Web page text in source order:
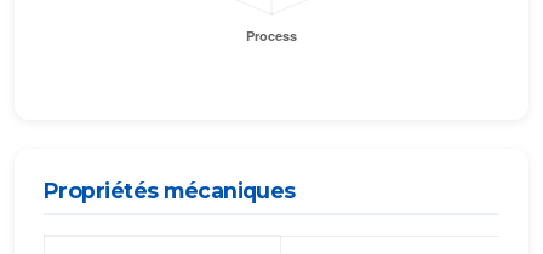
Propriétés mécaniques